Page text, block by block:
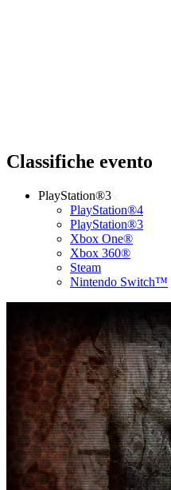
Classifiche evento
PlayStation®3
PlayStation®4
PlayStation®3
Xbox One®
Xbox 360®
Steam
Nintendo Switch™